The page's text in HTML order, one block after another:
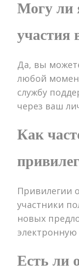
Могу ли
участия
Да, вы
любой
службу
через ваш
Как
Привилегии
участники
новых
электронную
Есть ли